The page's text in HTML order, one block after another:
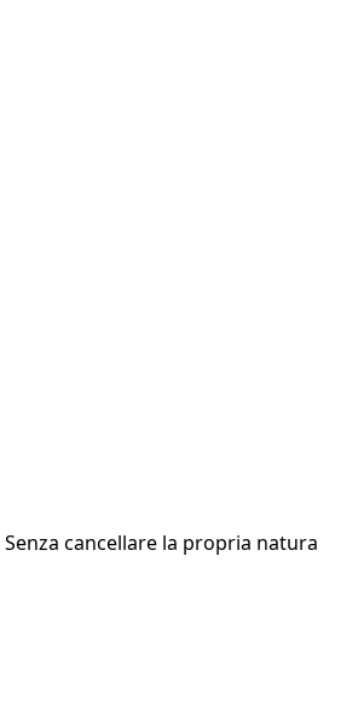
cancellare la propria natura